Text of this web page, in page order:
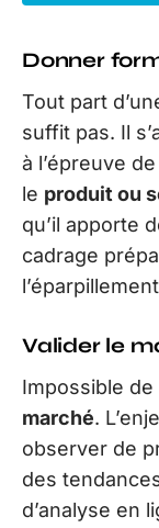
Donner
Tout part
suffit pas. Il
à l’épreuve
le produit ou
qu’il apporte
cadrage
Valider le
Impossible de
marché.
observer de
des
d’analyse en